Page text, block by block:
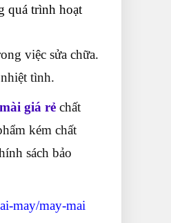
quá trình hoạt
việc sửa chữa.
tình.
giá rẻchất
kém chất
sách bảo
may/may-mai